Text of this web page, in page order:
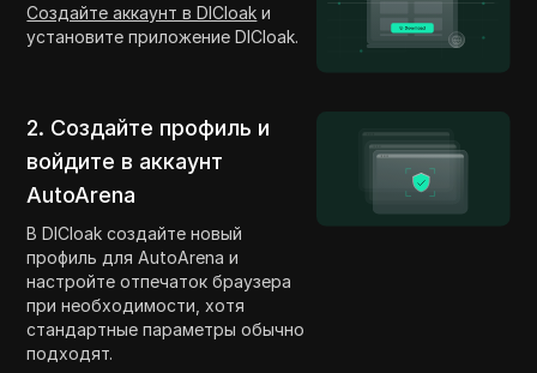
Создайте аккаунт в DICloak и
установите приложение DICloak.
2. Создайте профиль и
войдите в аккаунт
AutoArena
В DICloak создайте новый
профиль для AutoArena и
настройте отпечаток браузера
при необходимости, хотя
стандартные параметры обычно
подходят.